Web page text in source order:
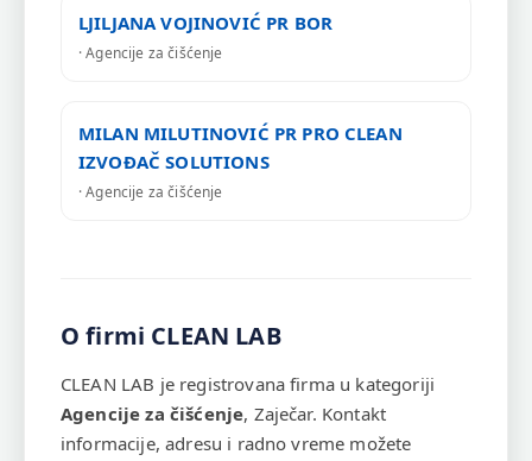
LJILJANA VOJINOVIĆ PR BOR
· Agencije za čišćenje
MILAN MILUTINOVIĆ PR PRO CLEAN
IZVOĐAČ SOLUTIONS
· Agencije za čišćenje
O firmi CLEAN LAB
CLEAN LAB je registrovana firma u kategoriji
Agencije za čišćenje, Zaječar. Kontakt
informacije, adresu i radno vreme možete